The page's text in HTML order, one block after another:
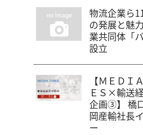
物流企業ら
の発展と魅
業共同体「
設立
【ＭＥＤ
ＥＳ×輸送
企画③】 橋
岡産輸社長
ー